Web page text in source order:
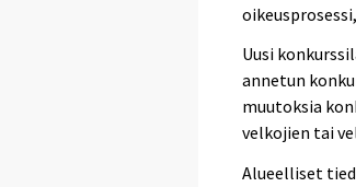
Uusi
annetun
muutoksia
velkojien tai
Alueelliset